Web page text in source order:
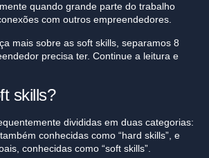
quando grande parte do trabalho
com outros empreendedores.
mais sobre as soft skills, separamos 8
precisa ter. Continue a leitura e
skills?
divididas em duas categorias:
conhecidas como “hard skills”, e
conhecidas como “soft skills”.